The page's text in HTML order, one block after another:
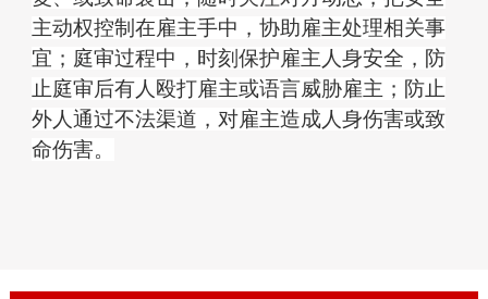
主动权控制在雇主手中，协助雇主处理相关事
宜；庭审过程中，时刻保护雇主人身安全，防
止庭审后有人殴打雇主或语言威胁雇主；防止
外人通过不法渠道，对雇主造成人身伤害或致
命伤害。